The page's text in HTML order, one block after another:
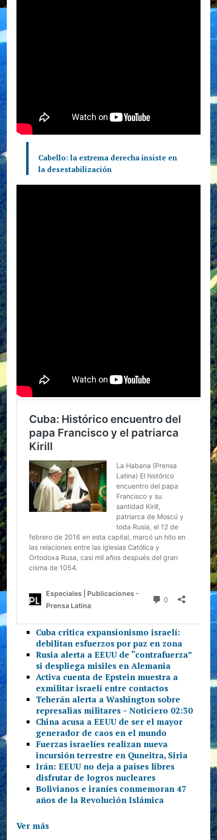
Cabello: la extrema derecha insiste en
la desestabilización
Cuba critica expansionismo israelí:
debilitan esfuerzos por paz en zona
Rusia alerta a EEUU de “contrafuerza”
si despliega misiles en Alemania
Activa cuenta de Epstein muestra a
exmilitar israelí entre contactos
Teherán alerta a Washington sobre
represalias militares – Noticiero 02:30
China acusa a EEUU de ser el mayor
generador de caos en el mundo
Fuerzas israelíes realizan nueva
incursión terrestre en Quneitra, Siria
Irán: EEUU no deja a países libres
disfrutar de logros nucleares
Bolivianos e iraníes conmemoran 47
años de la Revolución Islámica
Ver más